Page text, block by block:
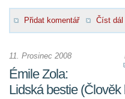
Přidat komentář Číst dál
11. Prosinec 2008
Émile Zola:
Lidská bestie (Člověk